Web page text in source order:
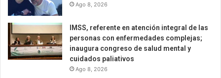
Ago 8, 2026
IMSS, referente en atención integral de las
personas con enfermedades complejas;
inaugura congreso de salud mental y
cuidados paliativos
Ago 8, 2026